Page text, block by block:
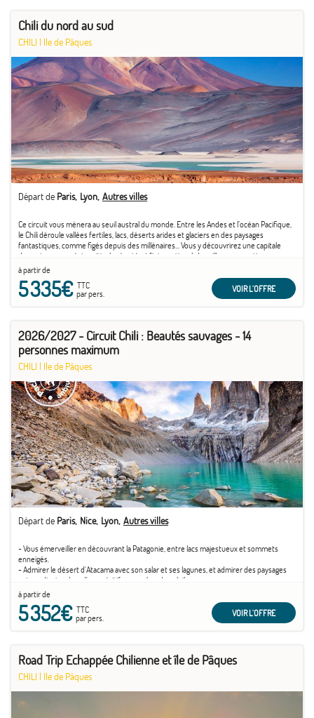
Chili du nord au sud
CHILI | Ile de Pâques
Départ de Paris Lyon Autres villes
Ce circuit vous mènera au seuil austral du monde. Entre les Andes et l’océan Pacifique,
le Chili déroule vallées fertiles, lacs, déserts arides et glaciers en des paysages
fantastiques, comme figés depuis des millénaires... Vous y découvrirez une capitale
dynamique, une région viticole réputée à l’international, des villes aux quartiers
historiques et surtout, des parcs nationaux inscrits au patrimoine mondial par
l’UNESCO. Un voyage en pays extrême où une palette de couleurs extraordinaires, des
saveurs nouvelles et des rencontres mémorables vous attendent à toutes
les étapes.
à partir de
5 335€TTC
par pers.
VOIR L'OFFRE
2026/2027 - Circuit Chili : Beautés sauvages - 14
personnes maximum
CHILI | Ile de Pâques
Départ de Paris Nice Lyon Autres villes
- Vous émerveiller en découvrant la Patagonie, entre lacs majestueux et sommets
enneigés.
- Admirer le désert d'Atacama avec son salar et ses lagunes, et admirer des paysages
extraordinaires lors d'un apéritif au coucher du soleil.
- Vous aventurer en bateau sur le fjord Ultima Speranza à la découverte des glaciers
Balmaceda et Serrano.
à partir de
5 352€TTC
par pers.
VOIR L'OFFRE
Road Trip Echappée Chilienne et île de Pâques
CHILI | Ile de Pâques